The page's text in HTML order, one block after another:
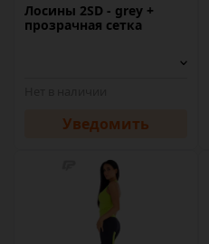
Лосины 2SD - grey +
прозрачная сетка
Уведомить